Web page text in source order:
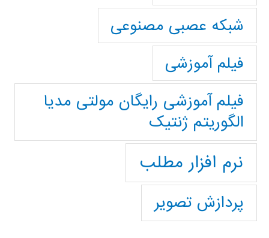
شبکه عصبی مصنوعی
فیلم آموزشی
فیلم آموزشی رایگان مولتی مدیا
الگوریتم ژنتیک
نرم افزار مطلب
پردازش تصویر